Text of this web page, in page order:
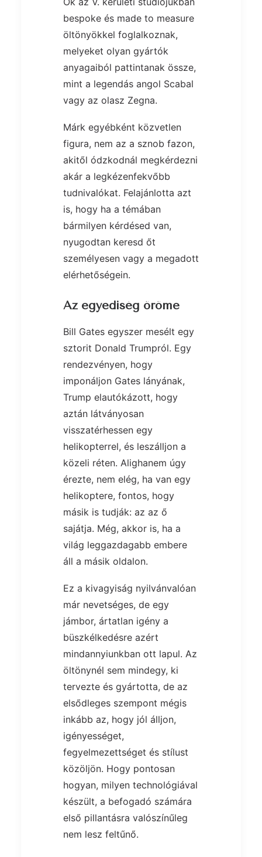
bespoke és made to measure
öltönyökkel foglalkoznak,
melyeket olyan gyártók
anyagaiból pattintanak össze,
mint a legendás angol Scabal
vagy az olasz Zegna.
Márk egyébként közvetlen
figura, nem az a sznob fazon,
akitől ódzkodnál megkérdezni
akár a legkézenfekvőbb
tudnivalókat. Felajánlotta azt
is, hogy ha a témában
bármilyen kérdésed van,
nyugodtan keresd őt
személyesen vagy a megadott
elérhetőségein.
Az egyediség öröme
Bill Gates egyszer mesélt egy
sztorit Donald Trumpról. Egy
rendezvényen, hogy
imponáljon Gates lányának,
Trump elautókázott, hogy
aztán látványosan
visszatérhessen egy
helikopterrel, és leszálljon a
közeli réten. Alighanem úgy
érezte, nem elég, ha van egy
helikoptere, fontos, hogy
másik is tudják: az az ő
sajátja. Még, akkor is, ha a
világ leggazdagabb embere
áll a másik oldalon.
Ez a kivagyiság nyilvánvalóan
már nevetséges, de egy
jámbor, ártatlan igény a
büszkélkedésre azért
mindannyiunkban ott lapul. Az
öltönynél sem mindegy, ki
tervezte és gyártotta, de az
elsődleges szempont mégis
inkább az, hogy jól álljon,
igényességet,
fegyelmezettséget és stílust
közöljön. Hogy pontosan
hogyan, milyen technológiával
készült, a befogadó számára
első pillantásra valószínűleg
nem lesz feltűnő.